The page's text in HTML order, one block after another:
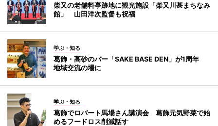
柴又の老舗料亭跡地に観光施設「柴又川甚まちなみ
館」 山田洋次監督も祝福
学ぶ・知る
葛飾・高砂のバー「SAKE BASE DEN」が1周年
地域交流の場に
学ぶ・知る
葛飾でロバート馬場さん講演会 葛飾元気野菜で始
めるフードロス削減話す